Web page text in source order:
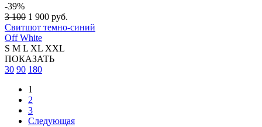
-39%
3 100 1 900 руб.
Свитшот темно-синий
Off White
S M L XL XXL
ПОКАЗАТЬ
30 90 180
1
2
3
Следующая